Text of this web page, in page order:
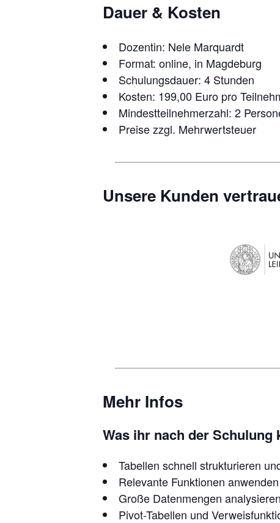
Dauer & Kosten
Dozentin: Nele Marquardt
Format: online, in Magdeburg
Schulungsdauer: 4 Stunden
Kosten: 199,00 Euro pro
Mindestteilnehmerzahl: 2
Preise zzgl. Mehrwertsteuer
Unsere Kunden
Mehr Infos
Was ihr nach der Schulung
Tabellen schnell strukturieren
Relevante Funktionen
Große Datenmengen
Pivot-Tabellen und